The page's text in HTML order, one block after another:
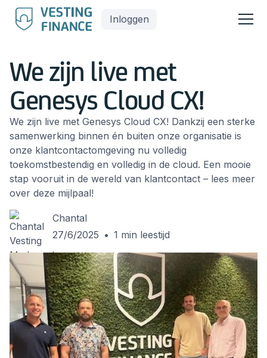
Inloggen
We zijn live met
Genesys Cloud CX!
We zijn live met Genesys Cloud CX! Dankzij een sterke
samenwerking binnen én buiten onze organisatie is
onze klantcontactomgeving nu volledig
toekomstbestendig en volledig in de cloud. Een mooie
stap vooruit in de wereld van klantcontact – lees meer
over deze mijlpaal!
Chantal
27/6/2025 • 1 min leestijd